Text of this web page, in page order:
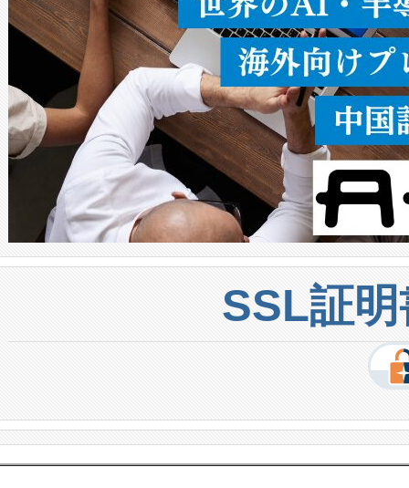
SSL証